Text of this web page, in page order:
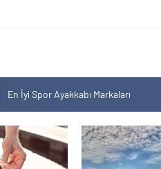
En İyi Spor Ayakkabı Markaları
Bozcaada En İyi Otel Hangisi? Tam
En İyi Bilgisayar Markaları
En İyi Biotin Hapı Markaları Tam